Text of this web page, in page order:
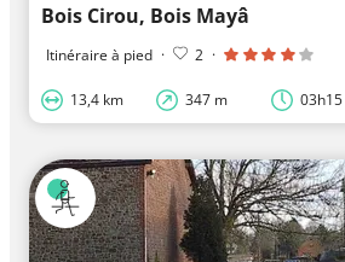
Bois Cirou, Bois Mayâ
Itinéraire à pied · 2 ·
13,4 km 347 m 03h15